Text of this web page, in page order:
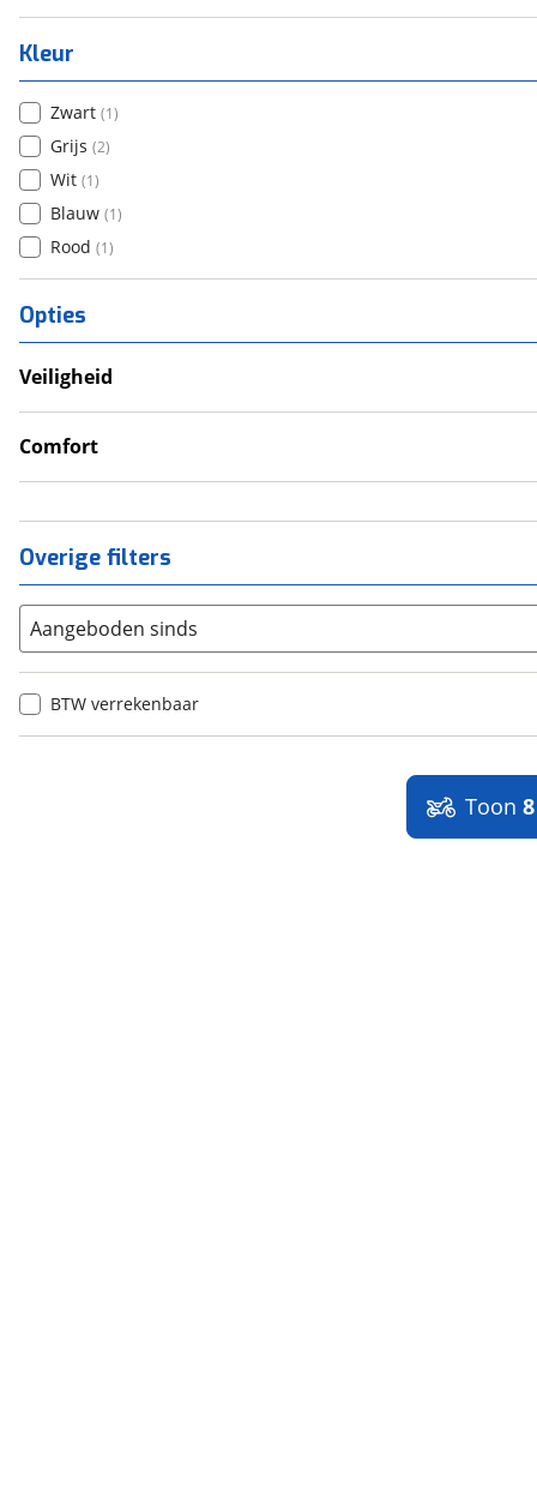
Kleur
Zwart (1)
Grijs (2)
Wit (1)
Blauw (1)
Rood (1)
Opties
Veiligheid
LED verlichting
Comfort
Overige filters
Aangeboden sinds
BTW verrekenbaar
Toon 8